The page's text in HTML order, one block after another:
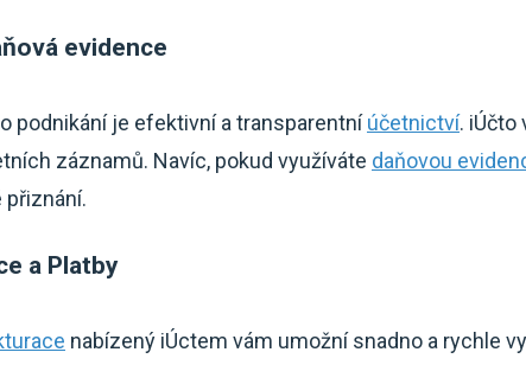
evidence
podnikání je efektivní a transparentníúčetnictví. iÚčto
záznamů. Navíc, pokud využíváte daňovou
přiznání.
a Platby
nabízený iÚctem vám umožní snadno a rychle